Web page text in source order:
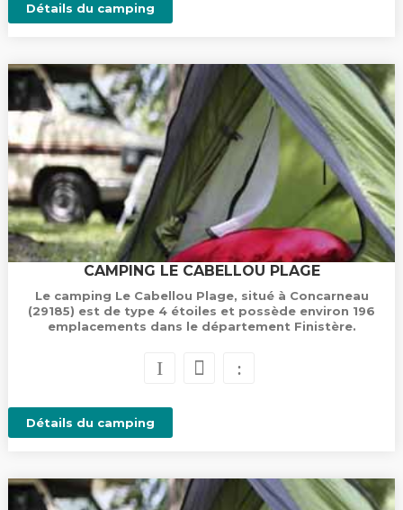
Détails du camping
CAMPING LE CABELLOU PLAGE
Le camping Le Cabellou Plage, situé à Concarneau
(29185) est de type 4 étoiles et possède environ 196
emplacements dans le département Finistère.
Détails du camping